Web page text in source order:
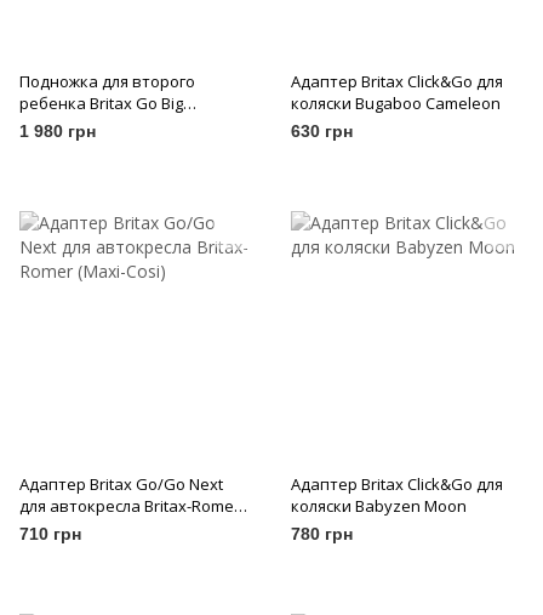
Подножка для второго
ребенка Britax Go Big
(2000026680)
1 980 грн
Адаптер Britax Click&Go для
коляски Bugaboo Cameleon
630 грн
Адаптер Britax Go/Go Next
для автокресла Britax-Romer
(Maxi-Cosi)
710 грн
Адаптер Britax Click&Go для
коляски Babyzen Moon
780 грн